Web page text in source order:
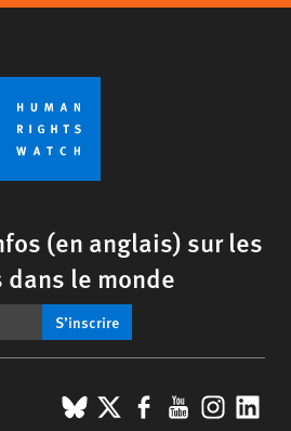
(en anglais) sur les
le monde
S’inscrire
BlueSky
X Facebook
YouTube